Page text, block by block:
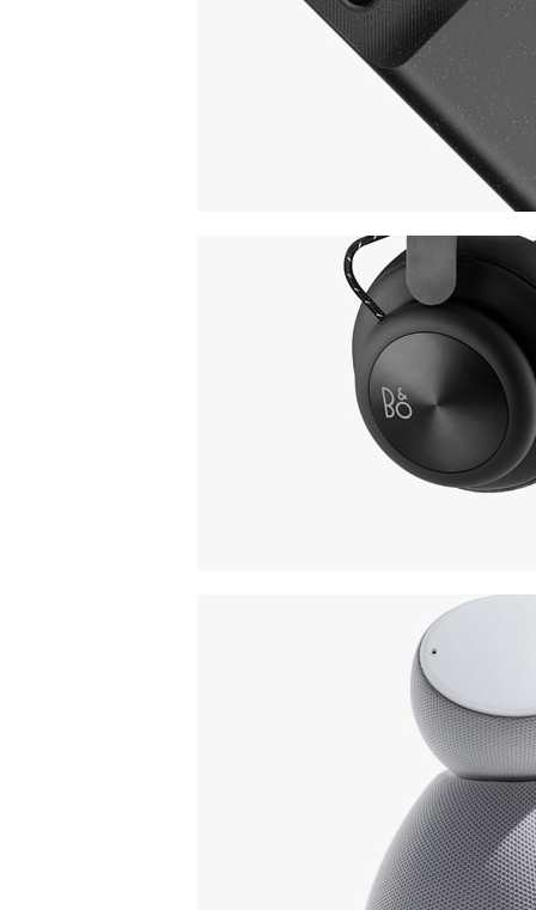
View More
iPhone Cover
COVER POWERBANK
FEEL THE TRUE